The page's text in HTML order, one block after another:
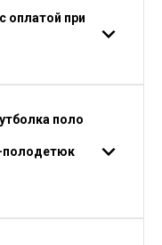
оплатой при
поло
полодетюк